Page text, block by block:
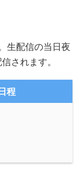
生配信の当日夜
されます。
程